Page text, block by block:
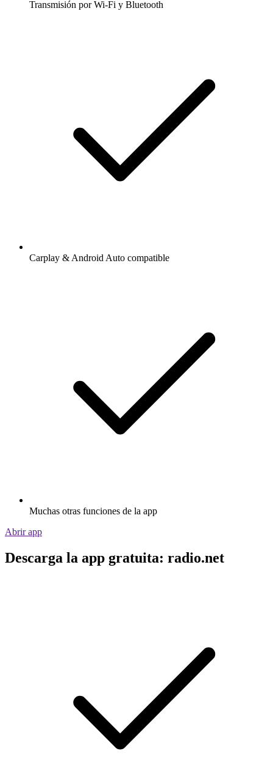
Transmisión por Wi-Fi y Bluetooth
Carplay & Android Auto compatible
Muchas otras funciones de la app
Abrir app
Descarga la app gratuita: radio.net